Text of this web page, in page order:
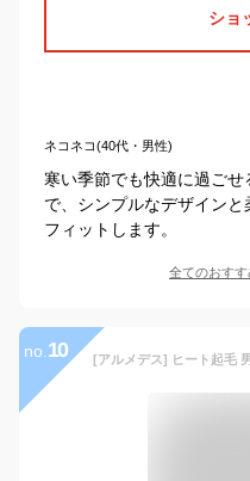
ショ
ネコネコ(40代・男性)
寒い季節でも快適に過ご
で、シンプルなデザインと
フィットします。
全てのおすす
no. 10